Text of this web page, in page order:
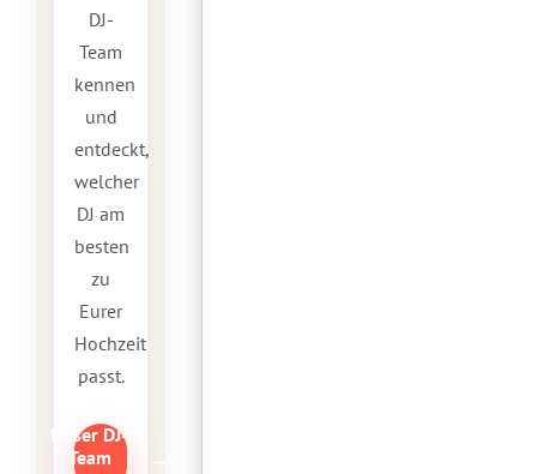
DJ-
Team
kennen
und
entdeckt,
welcher
DJ am
besten
zu
Eurer
Hochzeit
passt.
Unser DJ-
Team
→